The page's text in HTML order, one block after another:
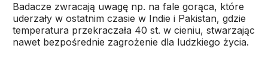
Badacze zwracają uwagę np. na fale gorąca, które
uderzały w ostatnim czasie w Indie i Pakistan, gdzie
temperatura przekraczała 40 st. w cieniu, stwarzając
nawet bezpośrednie zagrożenie dla ludzkiego życia.